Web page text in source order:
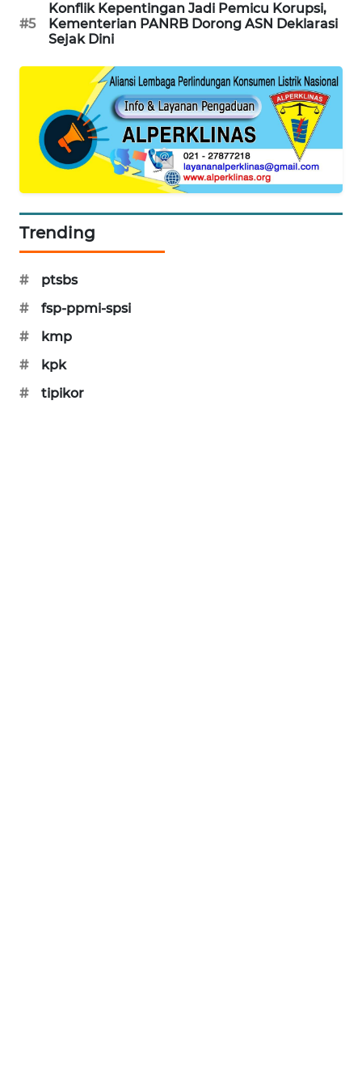
#5
Konflik Kepentingan Jadi Pemicu Korupsi,
Kementerian PANRB Dorong ASN Deklarasi
Sejak Dini
Trending
#
ptsbs
#
fsp-ppmi-spsi
#
kmp
#
kpk
#
tipikor